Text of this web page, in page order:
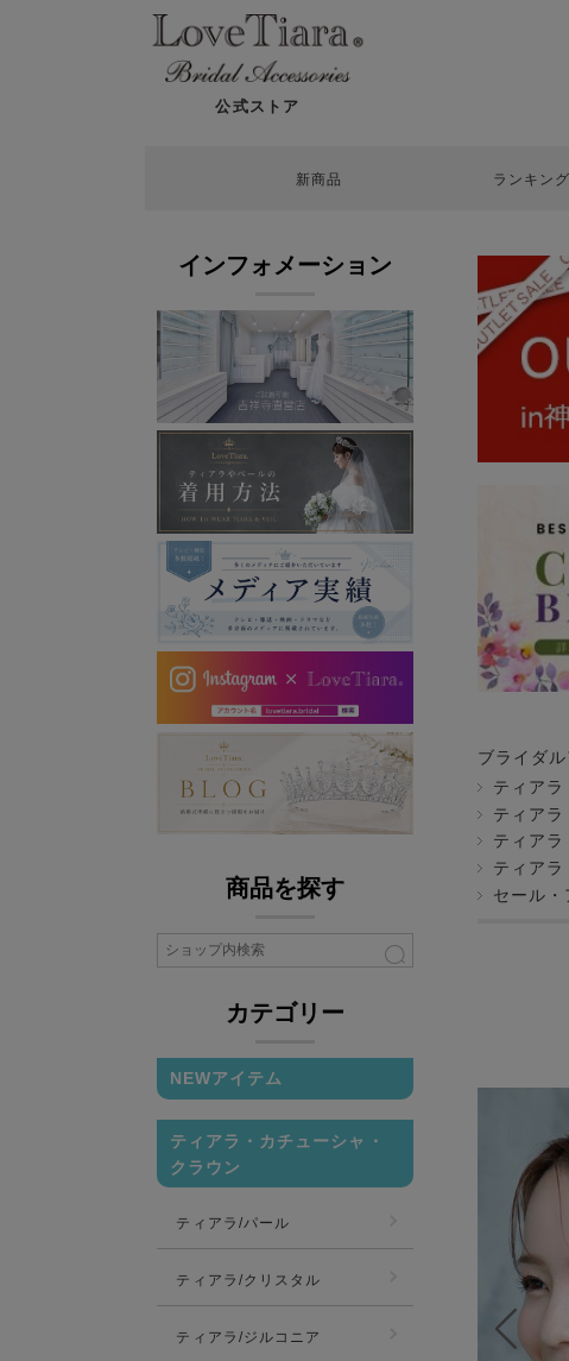
公式ストア
新商品 ランキング
ブライダ
ティア
ティア
ティア
ティア
セール・
インフォメーション
商品を探す
カテゴリー
NEWアイテム
ティアラ・カチューシャ・
クラウン
ティアラ/パール
ティアラ/クリスタル
ティアラ/ジルコニア